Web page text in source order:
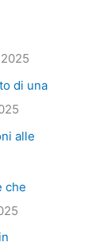
di una
alle
che